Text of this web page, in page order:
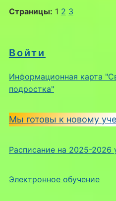
Войти
Информационная карта
подростка"
Мы готовы к новому
Расписание на 2025-2026
Электронное обучение
Страницы: 1 2 3